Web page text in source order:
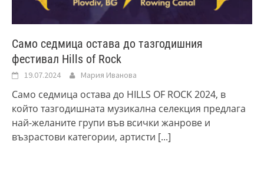
Само седмица остава до тазгодишния
фестивал Hills of Rock
19.07.2024 Мария Иванова
Само седмица остава до HILLS OF ROCK 2024, в
който тазгодишната музикална селекция предлага
най-желаните групи във всички жанрове и
възрастови категории, артисти [...]